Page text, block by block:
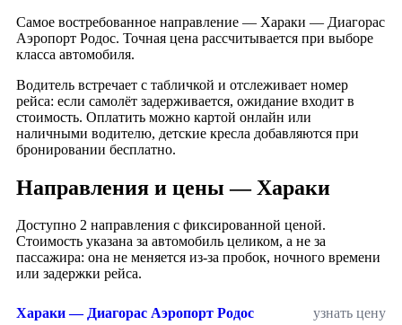
Самое востребованное направление — Хараки — Диагорас
Аэропорт Родос. Точная цена рассчитывается при выборе
класса автомобиля.
Водитель встречает с табличкой и отслеживает номер
рейса: если самолёт задерживается, ожидание входит в
стоимость. Оплатить можно картой онлайн или
наличными водителю, детские кресла добавляются при
бронировании бесплатно.
Направления и цены — Хараки
Доступно 2 направления с фиксированной ценой.
Стоимость указана за автомобиль целиком, а не за
пассажира: она не меняется из-за пробок, ночного времени
или задержки рейса.
Хараки — Диагорас Аэропорт Родос узнать цену